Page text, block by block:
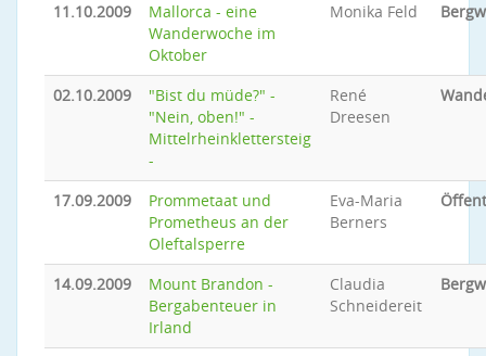
11.10.2009
Mallorca - eine
Wanderwoche im
Oktober
Monika Feld
02.10.2009
"Bist du müde?" -
"Nein, oben!" -
Mittelrheinklettersteig
-
René
Dreesen
17.09.2009
Prommetaat und
Prometheus an der
Oleftalsperre
Eva-Maria
Berners
14.09.2009
Mount Brandon -
Bergabenteuer in
Irland
Claudia
Schneidereit